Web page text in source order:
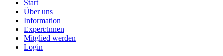
Start
Über uns
Information
Expert:innen
Mitglied werden
Login